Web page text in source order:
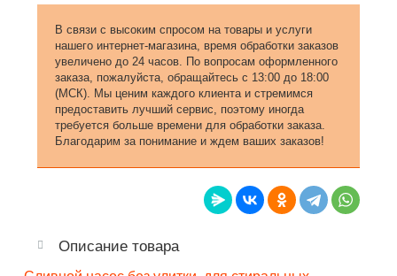
В связи с высоким спросом на товары и услуги
нашего интернет-магазина, время обработки заказов
увеличено до 24 часов. По вопросам оформленного
заказа, пожалуйста, обращайтесь с 13:00 до 18:00
(МСК). Мы ценим каждого клиента и стремимся
предоставить лучший сервис, поэтому иногда
требуется больше времени для обработки заказа.
Благодарим за понимание и ждем ваших заказов!
Описание товара